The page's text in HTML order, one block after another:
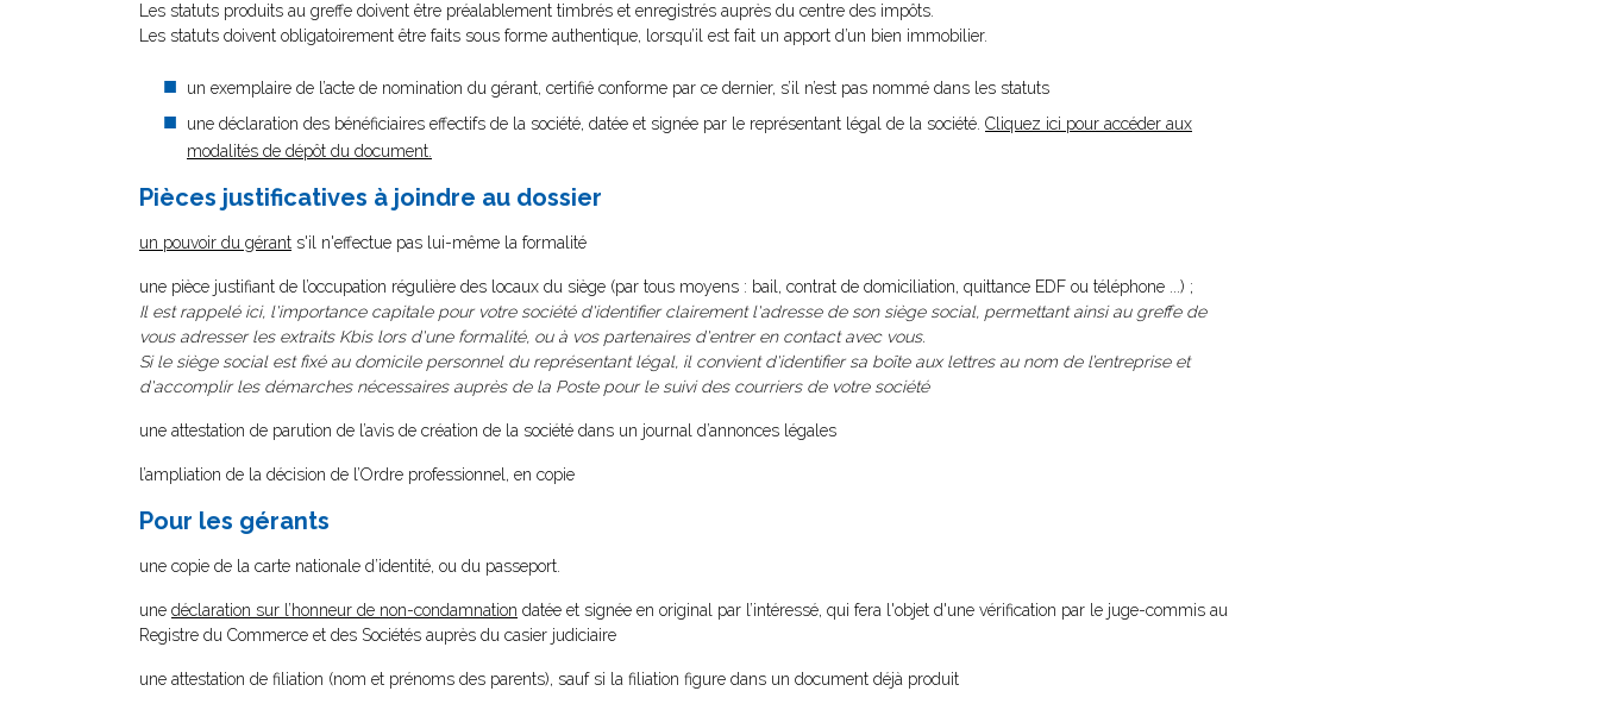
Les statuts produits au greffe doivent être préalablement timbrés et enregistrés auprès du centre des impôts.
Les statuts doivent obligatoirement être faits sous forme authentique, lorsqu’il est fait un apport d’un bien immobilier.
un exemplaire de l’acte de nomination du gérant, certifié conforme par ce dernier, s’il n’est pas nommé dans les statuts
une déclaration des bénéficiaires effectifs de la société, datée et signée par le représentant légal de la société. Cliquez ici pour accéder aux
modalités de dépôt du document.
Pièces justificatives à joindre au dossier
un pouvoir du gérant s'il n'effectue pas lui-même la formalité
une pièce justifiant de l’occupation régulière des locaux du siège (par tous moyens : bail, contrat de domiciliation, quittance EDF ou téléphone ...) ;
Il est rappelé ici, l'importance capitale pour votre société d'identifier clairement l'adresse de son siège social, permettant ainsi au greffe de
vous adresser les extraits Kbis lors d'une formalité, ou à vos partenaires d'entrer en contact avec vous.
Si le siège social est fixé au domicile personnel du représentant légal, il convient d'identifier sa boîte aux lettres au nom de l’entreprise et
d'accomplir les démarches nécessaires auprès de la Poste pour le suivi des courriers de votre société
une attestation de parution de l’avis de création de la société dans un journal d’annonces légales
l’ampliation de la décision de l’Ordre professionnel, en copie
Pour les gérants
une copie de la carte nationale d’identité, ou du passeport.
une déclaration sur l’honneur de non-condamnation datée et signée en original par l’intéressé, qui fera l'objet d'une vérification par le juge-commis au
Registre du Commerce et des Sociétés auprès du casier judiciaire
une attestation de filiation (nom et prénoms des parents), sauf si la filiation figure dans un document déjà produit